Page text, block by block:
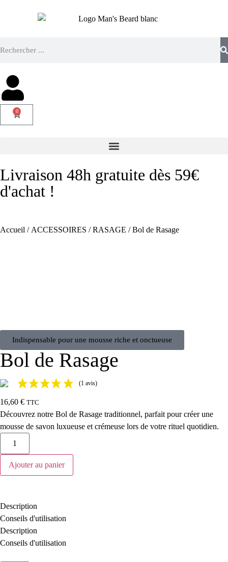
0
Livraison 48h gratuite dès 59€
d'achat !
Accueil / ACCESSOIRES /RASAGE / Bol de Rasage
Indispensable pour une mousse riche et onctueuse
Bol de Rasage
(1 avis)
16,60 € TTC
Découvrez notre Bol de Rasage traditionnel, parfait pour créer une
mousse de savon luxueuse et crémeuse lors de votre rituel quotidien.
Ajouter au panier
Description
Conseils d'utilisation
Description
Conseils d'utilisation